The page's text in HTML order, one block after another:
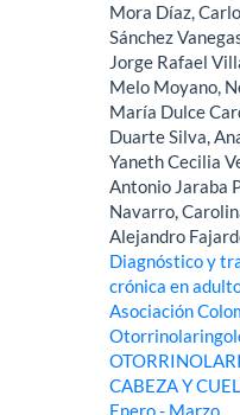
Mora Díaz,
Sánchez
Jorge Rafael
Melo Moyano,
María Dulce
Duarte Silva,
Yaneth Cecilia
Antonio Jaraba
Navarro,
Alejandro
Diagnóstico y
crónica en
Asociación
CABEZA Y
Enero - Marzo